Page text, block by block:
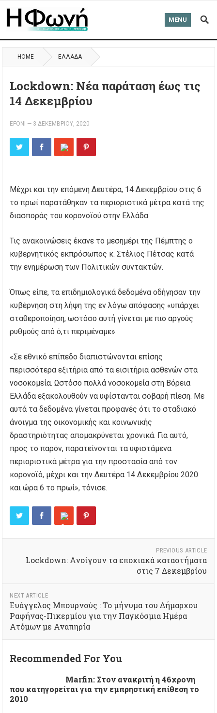
MENU
HOME ΈΛΛΑΔΑ
Lockdown: Νέα παράταση έως τις
14 Δεκεμβρίου
EFONI — 3 ΔΕΚΕΜΒΡΊΟΥ, 2020
Μέχρι και την επόμενη Δευτέρα, 14 Δεκεμβρίου στις 6
το πρωί παρατάθηκαν τα περιοριστικά μέτρα κατά της
διασποράς του κορονοϊού στην Ελλάδα.
Τις ανακοινώσεις έκανε το μεσημέρι της Πέμπτης ο
κυβερνητικός εκπρόσωπος κ. Στέλιος Πέτσας κατά
την ενημέρωση των Πολιτικών συντακτών.
Όπως είπε, τα επιδημιολογικά δεδομένα οδήγησαν την
κυβέρνηση στη λήψη της εν λόγω απόφασης «υπάρχει
σταθεροποίηση, ωστόσο αυτή γίνεται με πιο αργούς
ρυθμούς από ό,τι περιμέναμε».
«Σε εθνικό επίπεδο διαπιστώνονται επίσης
περισσότερα εξιτήρια από τα εισιτήρια ασθενών στα
νοσοκομεία. Ωστόσο πολλά νοσοκομεία στη Βόρεια
Ελλάδα εξακολουθούν να υφίστανται σοβαρή πίεση. Με
αυτά τα δεδομένα γίνεται προφανές ότι το σταδιακό
άνοιγμα της οικονομικής και κοινωνικής
δραστηριότητας απομακρύνεται χρονικά. Για αυτό,
προς το παρόν, παρατείνονται τα υφιστάμενα
περιοριστικά μέτρα για την προστασία από τον
κορονοϊό, μέχρι και την Δευτέρα 14 Δεκεμβρίου 2020
και ώρα 6 το πρωί», τόνισε.
PREVIOUS ARTICLE
Lockdown: Ανοίγουν τα εποχιακά καταστήματα
στις 7 Δεκεμβρίου
NEXT ARTICLE
Ευάγγελος Μπουρνούς : Το μήνυμα του Δήμαρχου
Ραφήνας-Πικερμίου για την Παγκόσμια Ημέρα
Ατόμων με Αναπηρία
Recommended For You
Marfin: Στον ανακριτή η 46χρονη
που κατηγορείται για την εμπρηστική επίθεση το
2010